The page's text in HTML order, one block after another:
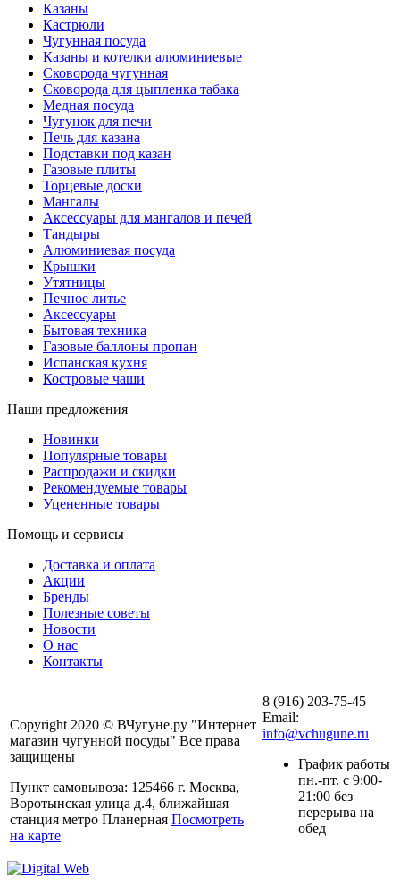
Казаны
Кастрюли
Чугунная посуда
Казаны и котелки алюминиевые
Сковорода чугунная
Сковорода для цыпленка табака
Медная посуда
Чугунок для печи
Печь для казана
Подставки под казан
Газовые плиты
Торцевые доски
Мангалы
Аксессуары для мангалов и печей
Тандыры
Алюминиевая посуда
Крышки
Утятницы
Печное литье
Аксессуары
Бытовая техника
Газовые баллоны пропан
Испанская кухня
Костровые чаши
Наши предложения
Новинки
Популярные товары
Распродажи и скидки
Рекомендуемые товары
Уцененные товары
Помощь и сервисы
Доставка и оплата
Акции
Бренды
Полезные советы
Новости
О нас
Контакты
Copyright 2020 © ВЧугуне.ру "Интернет
магазин чугунной посуды" Все права
защищены
Пункт самовывоза: 125466 г. Москва,
Воротынская улица д.4, ближайшая
станция метро Планерная Посмотреть
на карте
8 (916) 203-75-45
Email:
info@vchugune.ru
График работы
пн.-пт. с 9:00-
21:00 без
перерыва на
обед